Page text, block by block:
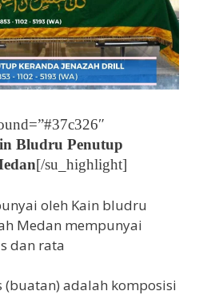
Bludru Penutup
[/su_highlight]
oleh Kain bludru
Medan mempunyai
dan rata
(buatan) adalah komposisi